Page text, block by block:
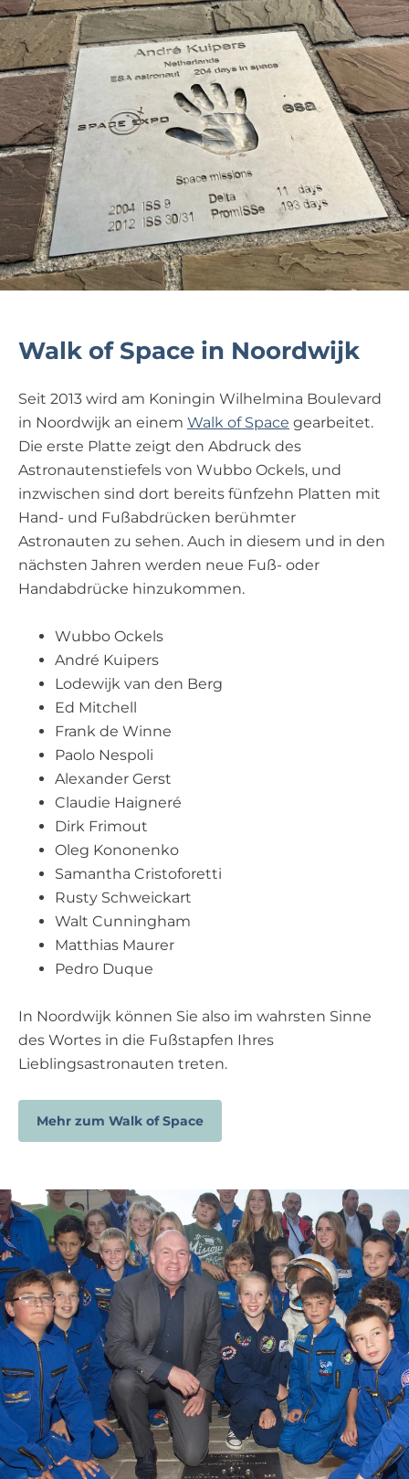
Walk of Space in Noordwijk
Seit 2013 wird am Koningin Wilhelmina Boulevard
in Noordwijk an einem Walk of Space gearbeitet.
Die erste Platte zeigt den Abdruck des
Astronautenstiefels von Wubbo Ockels, und
inzwischen sind dort bereits fünfzehn Platten mit
Hand- und Fußabdrücken berühmter
Astronauten zu sehen. Auch in diesem und in den
nächsten Jahren werden neue Fuß- oder
Handabdrücke hinzukommen.
Wubbo Ockels
André Kuipers
Lodewijk van den Berg
Ed Mitchell
Frank de Winne
Paolo Nespoli
Alexander Gerst
Claudie Haigneré
Dirk Frimout
Oleg Kononenko
Samantha Cristoforetti
Rusty Schweickart
Walt Cunningham
Matthias Maurer
Pedro Duque
In Noordwijk können Sie also im wahrsten Sinne
des Wortes in die Fußstapfen Ihres
Lieblingsastronauten treten.
Mehr zum Walk of Space